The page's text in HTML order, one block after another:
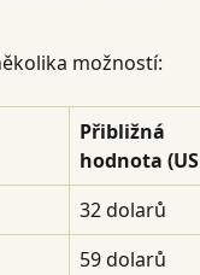
možností:
Přibližná
hodnota
32 dolarů
59 dolarů